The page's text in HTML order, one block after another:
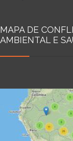
MAPA DE
AMBIENTAL E